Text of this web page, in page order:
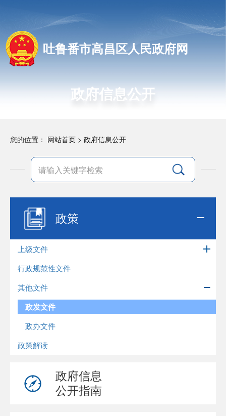
吐鲁番市高昌区人民政府网
政府信息公开
您的位置： 网站首页 > 政府信息公开
政策
上级文件
行政规范性文件
其他文件
政发文件
政办文件
政策解读
政府信息
公开指南